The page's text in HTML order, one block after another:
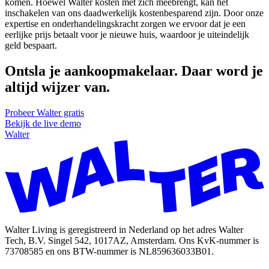
inschakelen van ons daadwerkelijk kostenbesparend zijn. Door onze
expertise en onderhandelingskracht zorgen we ervoor dat je een
eerlijke prijs betaalt voor je nieuwe huis, waardoor je uiteindelijk
geld bespaart.
Ontsla je aankoopmakelaar. Daar word je
altijd wijzer van.
Probeer Walter gratis
Bekijk de live demo
Walter
Walter Living is geregistreerd in Nederland op het adres Walter
Tech, B.V. Singel 542, 1017AZ, Amsterdam. Ons KvK-nummer is
73708585 en ons BTW-nummer is NL859636033B01.